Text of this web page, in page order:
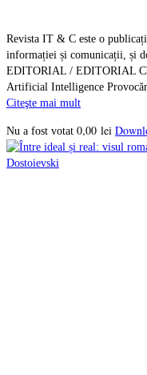
Revista IT & C este o
informației și comunicații, și
EDITORIAL / EDITORIAL
Artificial Intelligence
Citeşte mai mult
Nu a fost votat 0,00 lei